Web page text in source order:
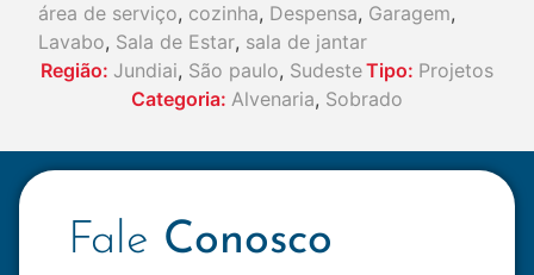
área de serviço, cozinha, Despensa, Garagem,
Lavabo, Sala de Estar, sala de jantar
Região: Jundiai, São paulo, SudesteTipo: Projetos
Categoria: Alvenaria, Sobrado
Fale Conosco